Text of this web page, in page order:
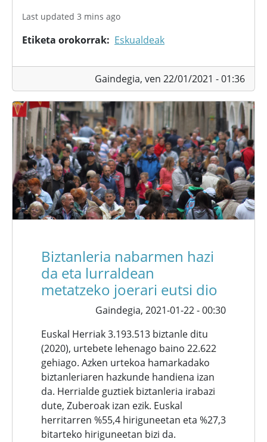
Last updated 3 mins ago
Etiketa orokorrak Eskualdeak
Gaindegia, ven 22/01/2021 - 01:36
Biztanleria nabarmen hazi
da eta lurraldean
metatzeko joerari eutsi dio
Gaindegia, 2021-01-22 - 00:30
Euskal Herriak 3.193.513 biztanle ditu
(2020), urtebete lehenago baino 22.622
gehiago. Azken urtekoa hamarkadako
biztanleriaren hazkunde handiena izan
da. Herrialde guztiek biztanleria irabazi
dute, Zuberoak izan ezik. Euskal
herritarren %55,4 hiriguneetan eta %27,3
bitarteko hiriguneetan bizi da.